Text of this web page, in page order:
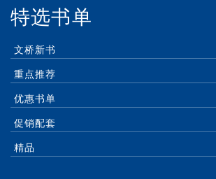
特选书单
文桥新书
重点推荐
优惠书单
促销配套
精品